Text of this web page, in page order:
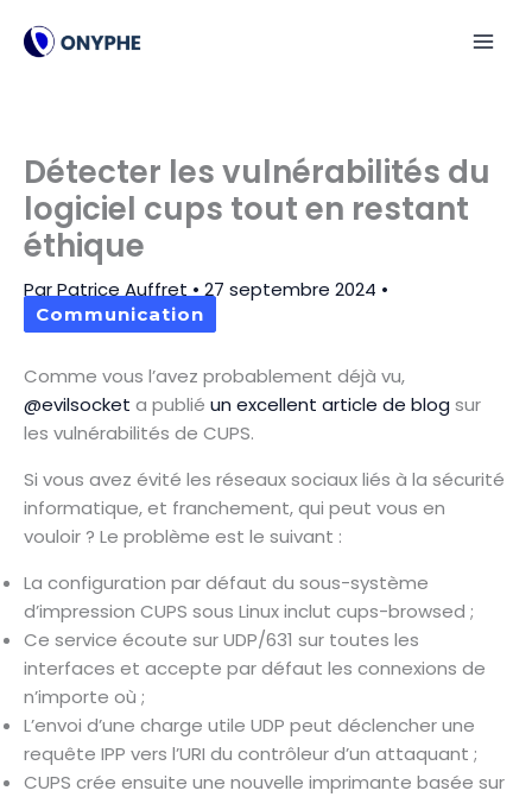
Détecter les vulnérabilités du
logiciel cups tout en restant
éthique
ParPatrice Auffret • 27 septembre 2024 •
Communication
Comme vous l’avez probablement déjà vu,
@evilsocket a publié un excellent article de blog sur
les vulnérabilités de CUPS.
Si vous avez évité les réseaux sociaux liés à la sécurité
informatique, et franchement, qui peut vous en
vouloir ? Le problème est le suivant :
La configuration par défaut du sous-système
d’impression CUPS sous Linux inclut cups-browsed ;
Ce service écoute sur UDP/631 sur toutes les
interfaces et accepte par défaut les connexions de
n’importe où ;
L’envoi d’une charge utile UDP peut déclencher une
requête IPP vers l’URI du contrôleur d’un attaquant ;
CUPS crée ensuite une nouvelle imprimante basée sur